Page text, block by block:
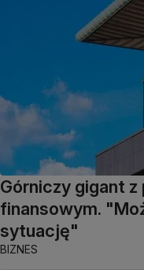
Górniczy gigant
finansowym.
sytuację"
BIZNES